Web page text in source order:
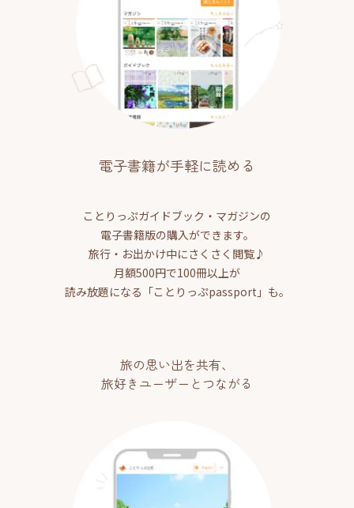
電子書籍が手軽に読める
ことりっぷガイドブック・マガジンの
電子書籍版の購入ができます。
旅行・お出かけ中にさくさく閲覧♪
月額500円で100冊以上が
読み放題になる「ことりっぷpassport」も。
旅の思い出を共有、
旅好きユーザーとつながる